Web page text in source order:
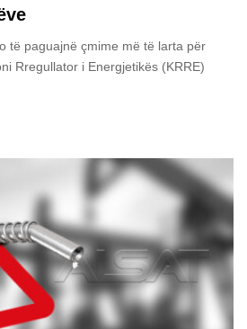
të paguajnë çmime më të larta për
Rregullator i Energjetikës (KRRE)